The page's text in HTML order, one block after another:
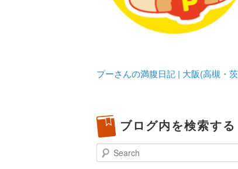
プーさんの満腹日記 | 大阪(高槻・
ブログ内を検索する
Search